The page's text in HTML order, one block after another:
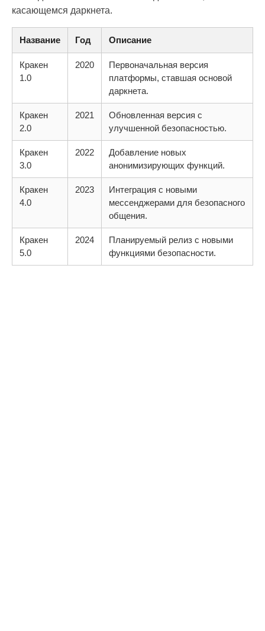
касающемся даркнета.
Название Год Описание
Кракен
1.0
2020
Первоначальная версия
платформы, ставшая основой
даркнета.
Кракен
2.0
2021
Обновленная версия с
улучшенной безопасностью.
Кракен
3.0
2022
Добавление новых
анонимизирующих функций.
Кракен
4.0
2023
Интеграция с новыми
мессенджерами для безопасного
общения.
Кракен
5.0
2024
Планируемый релиз с новыми
функциями безопасности.